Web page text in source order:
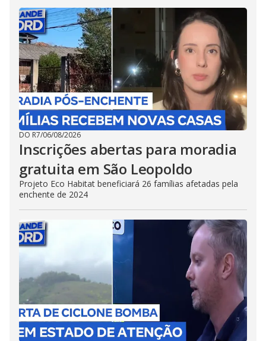
DO R7/06/08/2026
Inscrições abertas para moradia
gratuita em São Leopoldo
Projeto Eco Habitat beneficiará 26 famílias afetadas pela
enchente de 2024